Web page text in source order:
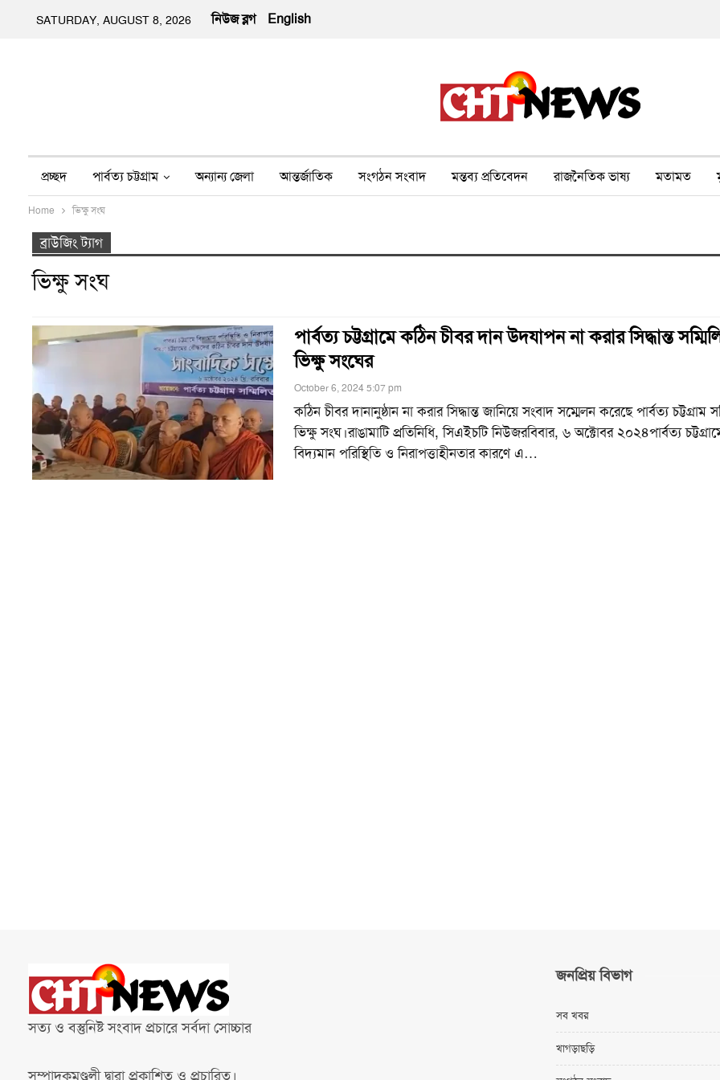
SATURDAY, AUGUST 8, 2026 নিউজ ব্লগ English
প্রচ্ছদ পার্বত্য চট্টগ্রাম অন্যান্য জেলা আন্তর্জাতিক সংগঠন সংবাদ মন্তব্য প্রতিবেদন রাজনৈতিক ভাষ্য মতামত
অন্য মিডিয়া
Home ভিক্ষু সংঘ
ব্রাউজিং ট্যাগ
ভিক্ষু সংঘ
পার্বত্য চট্টগ্রামে কঠিন চীবর দান উদযাপন না করার সিদ্ধান্ত
ভিক্ষু সংঘের
October 6, 2024 5:07 pm
কঠিন চীবর দানানুষ্ঠান না করার সিদ্ধান্ত জানিয়ে সংবাদ সম্মেলন করেছে পার্বত্য চট্টগ্রাম
ভিক্ষু সংঘ।রাঙামাটি প্রতিনিধি, সিএইচটি নিউজরবিবার, ৬ অক্টোবর ২০২৪পার্বত্য
বিদ্যমান পরিস্থিতি ও নিরাপত্তাহীনতার কারণে এ…
সত্য ও বস্তুনিষ্ট সংবাদ প্রচারে সর্বদা সোচ্চার
সম্পাদকমণ্ডলী দ্বারা প্রকাশিত ও প্রচারিত।
জনপ্রিয় বিভাগ
সব খবর
খাগড়াছড়ি